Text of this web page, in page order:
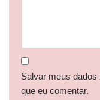
Salvar meus
que eu comentar.